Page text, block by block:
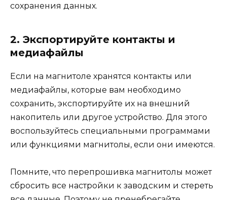
сохранения данных.
2. Экспортируйте контакты и
медиафайлы
Если на магнитоле хранятся контакты или
медиафайлы, которые вам необходимо
сохранить, экспортируйте их на внешний
накопитель или другое устройство. Для этого
воспользуйтесь специальными программами
или функциями магнитолы, если они имеются.
Помните, что перепрошивка магнитолы может
сбросить все настройки к заводским и стереть